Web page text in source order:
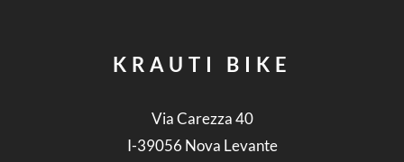
KRAUTI BIKE
Via Carezza 40
I-39056 Nova Levante